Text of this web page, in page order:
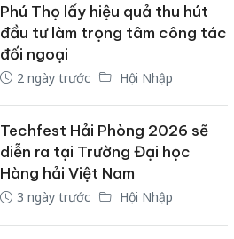
Phú Thọ lấy hiệu quả thu hút
đầu tư làm trọng tâm công tác
đối ngoại
2 ngày trước Hội Nhập
Techfest Hải Phòng 2026 sẽ
diễn ra tại Trường Đại học
Hàng hải Việt Nam
3 ngày trước Hội Nhập